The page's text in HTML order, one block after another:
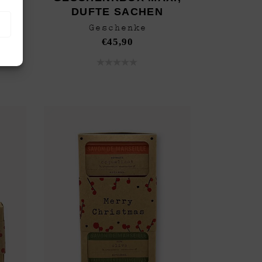
DUFTE SACHEN
Geschenke
€45,90